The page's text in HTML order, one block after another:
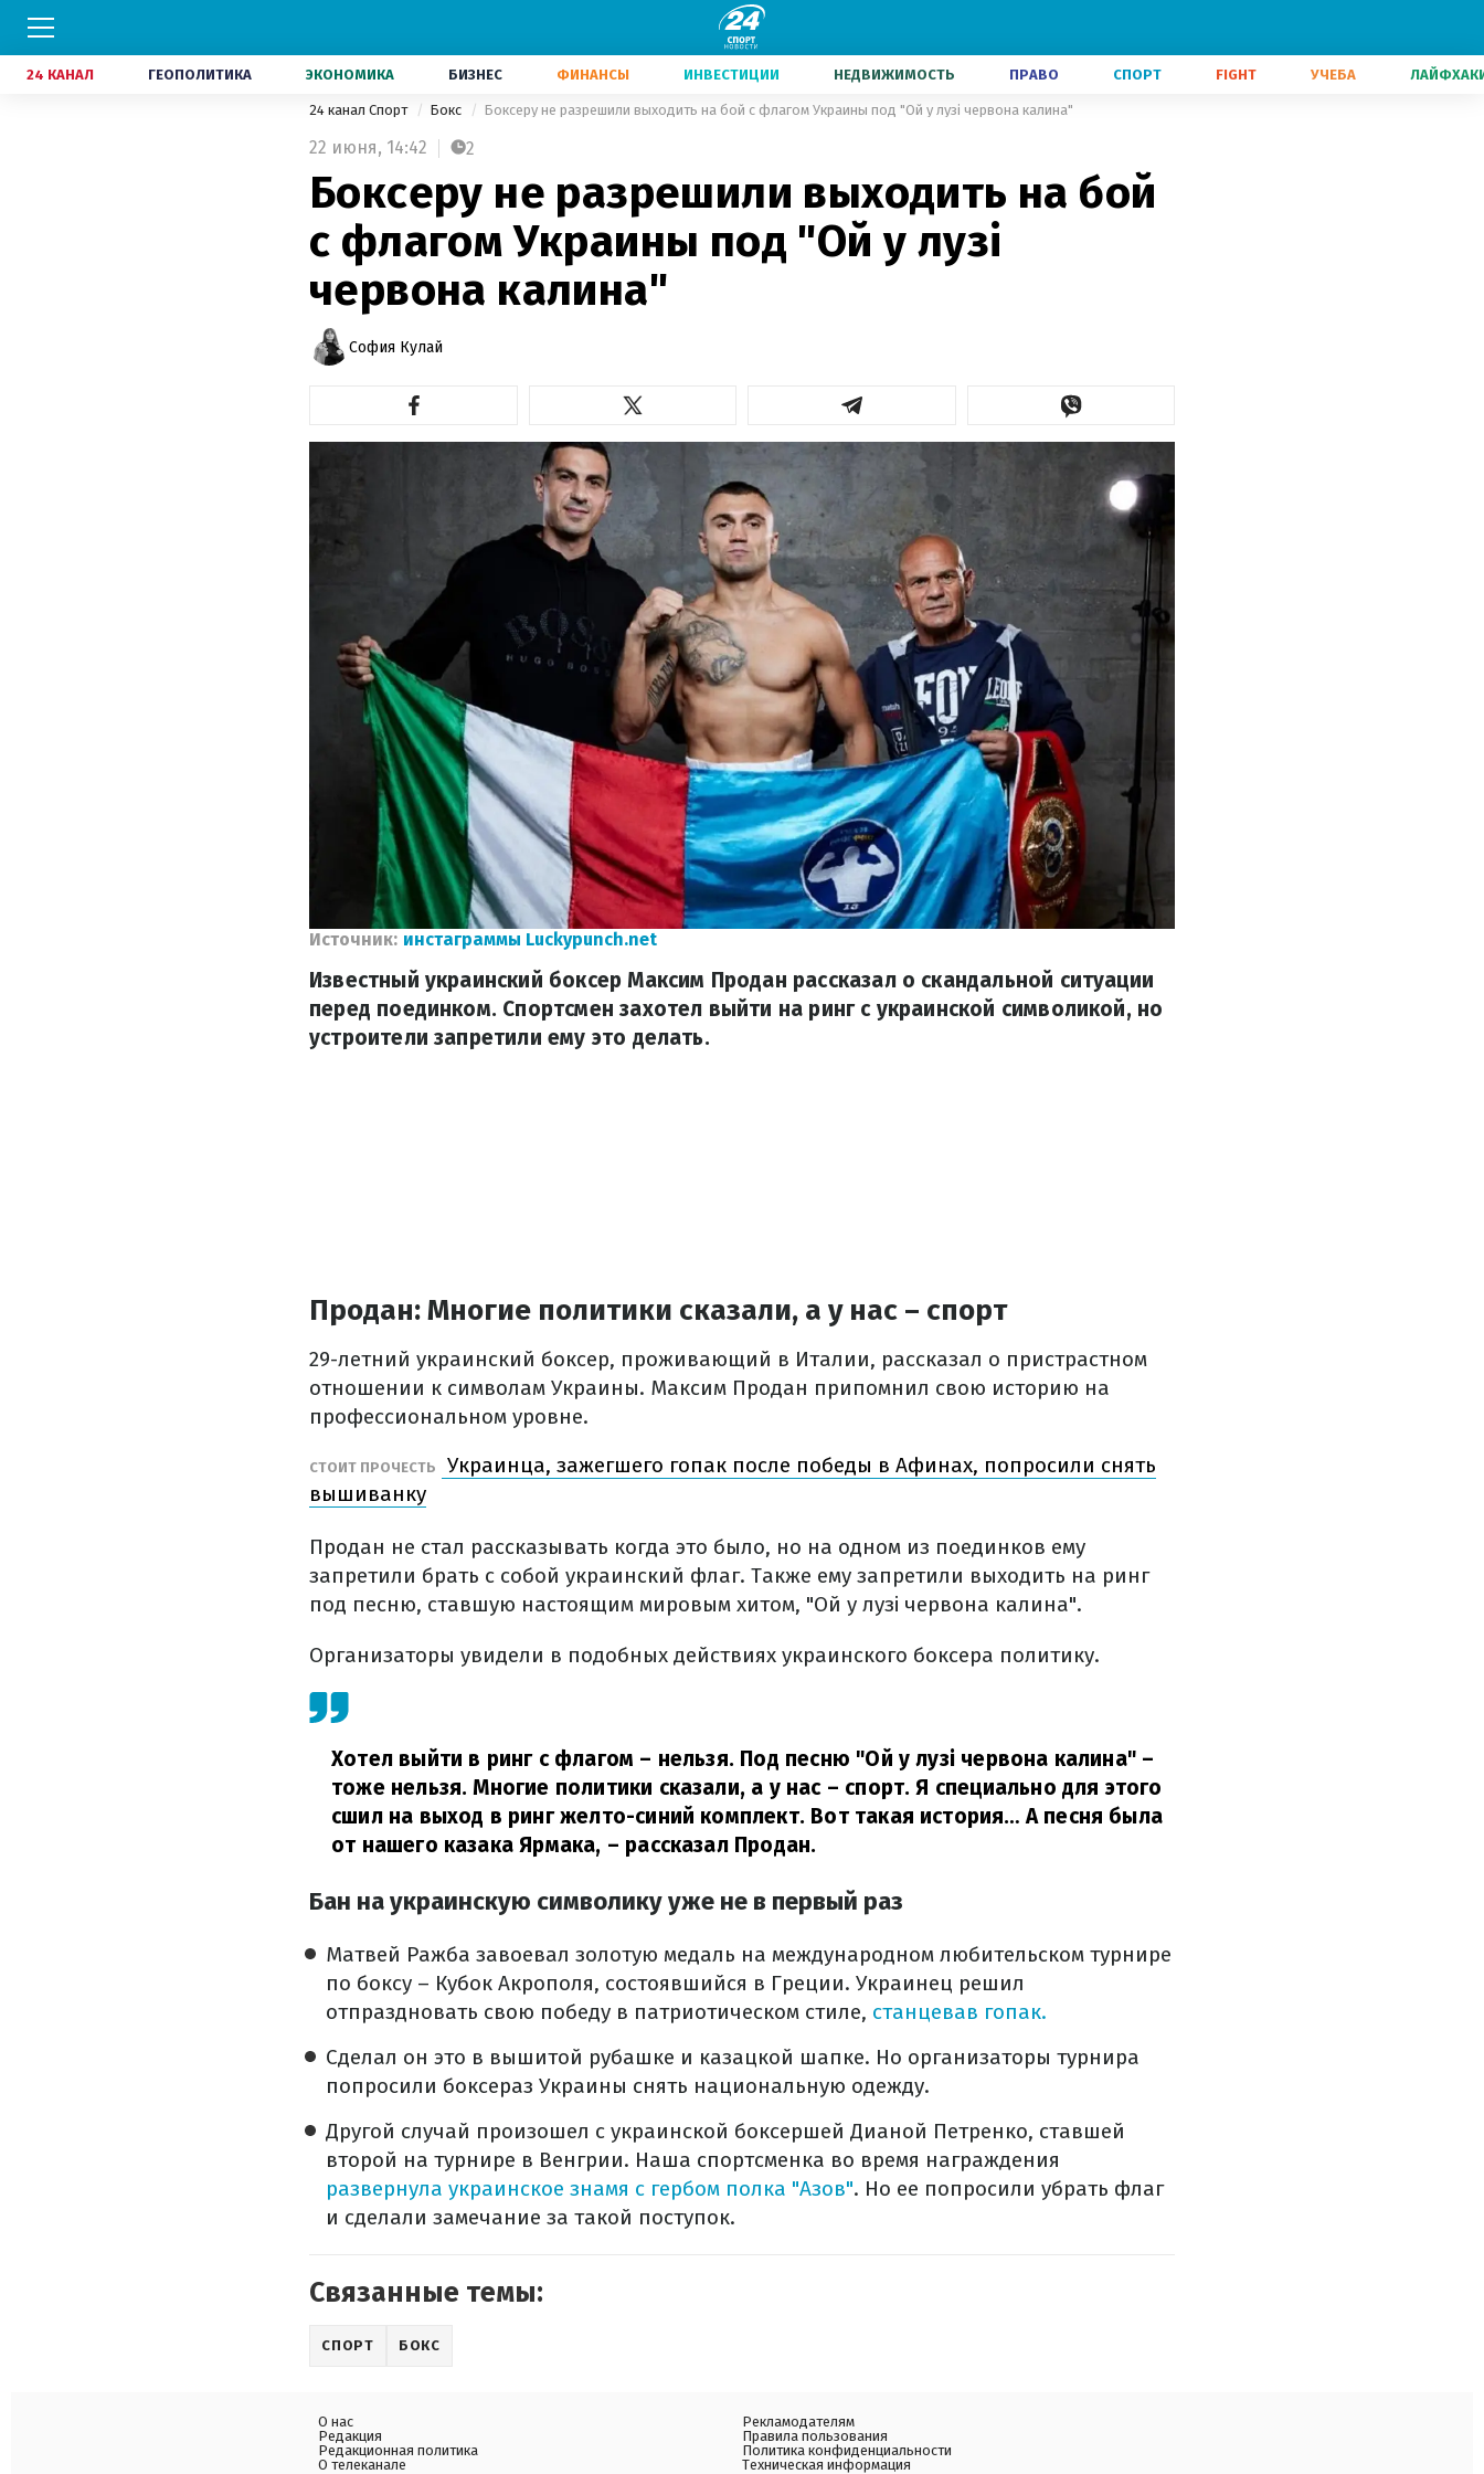
24 КАНАЛ ГЕОПОЛИТИКА ЭКОНОМИКА БИЗНЕС ФИНАНСЫ ИНВЕСТИЦИИ НЕДВИЖИМОСТЬ ПРАВО СПОРТ FIGHT УЧЕБА
24 канал Спорт Бокс Боксеру не разрешили выходить на бой с флагом Украины под "Ой у лузі червона калина"
22 июня, 14:42 2
Боксеру не разрешили выходить на бой
с флагом Украины под "Ой у лузі
червона калина"
София Кулай
Источник: инстаграммы Luckypunch.net
Известный украинский боксер Максим Продан рассказал о скандальной ситуации
перед поединком. Спортсмен захотел выйти на ринг с украинской символикой, но
устроители запретили ему это делать.
Продан: Многие политики сказали, а у нас – спорт
29-летний украинский боксер, проживающий в Италии, рассказал о пристрастном
отношении к символам Украины. Максим Продан припомнил свою историю на
профессиональном уровне.
СТОИТ ПРОЧЕСТЬ
Украинца, зажегшего гопак после победы в Афинах, попросили снять
вышиванку
Продан не стал рассказывать когда это было, но на одном из поединков ему
запретили брать с собой украинский флаг. Также ему запретили выходить на ринг
под песню, ставшую настоящим мировым хитом, "Ой у лузі червона калина".
Организаторы увидели в подобных действиях украинского боксера политику.
Хотел выйти в ринг с флагом – нельзя. Под песню "Ой у лузі червона калина" –
тоже нельзя. Многие политики сказали, а у нас – спорт. Я специально для этого
сшил на выход в ринг желто-синий комплект. Вот такая история… А песня была
от нашего казака Ярмака, – рассказал Продан.
Бан на украинскую символику уже не в первый раз
Матвей Ражба завоевал золотую медаль на международном любительском турнире
по боксу – Кубок Акрополя, состоявшийся в Греции. Украинец решил
отпраздновать свою победу в патриотическом стиле, станцевав гопак.
Сделал он это в вышитой рубашке и казацкой шапке. Но организаторы турнира
попросили боксераз Украины снять национальную одежду.
Другой случай произошел с украинской боксершей Дианой Петренко, ставшей
второй на турнире в Венгрии. Наша спортсменка во время награждения
развернула украинское знамя с гербом полка "Азов". Но ее попросили убрать флаг
и сделали замечание за такой поступок.
Связанные темы:
СПОРТ БОКС
О нас
Редакция
Редакционная политика
О телеканале
Рекламодателям
Правила пользования
Политика конфиденциальности
Техническая информация